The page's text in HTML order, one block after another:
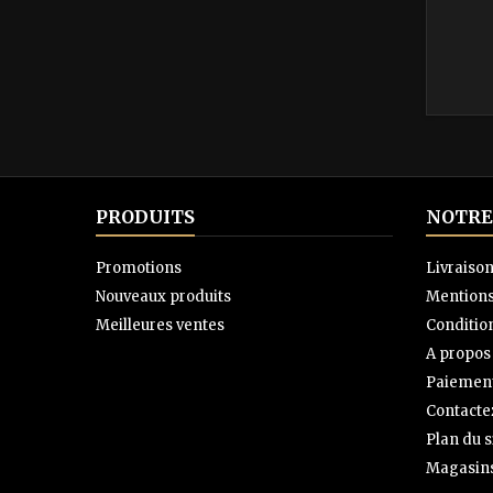
PRODUITS
Promotions
Nouveaux produits
Meilleures ventes
Livraison
A propos
Plan du